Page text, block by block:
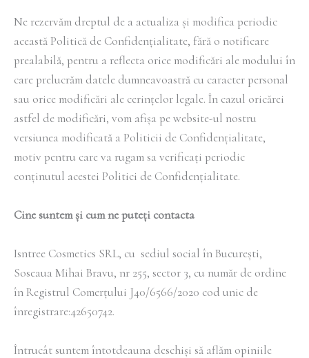
Ne rezervăm dreptul de a actualiza și modifica periodic
această Politică de Confidențialitate, fără o notificare
prealabilă, pentru a reflecta orice modificări ale modului în
care prelucrăm datele dumneavoastră cu caracter personal
sau orice modificări ale cerințelor legale. În cazul oricărei
astfel de modificări, vom afișa pe website-ul nostru
versiunea modificată a Politicii de Confidențialitate,
motiv pentru care va rugam sa verificați periodic
conținutul acestei Politici de Confidențialitate.
Cine suntem și cum ne puteți contacta
Isntree Cosmetics SRL, cu sediul social în București,
Soseaua Mihai Bravu, nr 255, sector 3, cu număr de ordine
în Registrul Comerțului J40/6566/2020 cod unic de
înregistrare:42650742.
Întrucât suntem întotdeauna deschiși să aflăm opiniile